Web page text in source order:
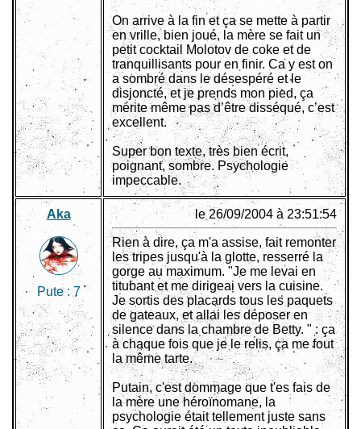
On arrive à la fin et ça se mette à partir
en vrille, bien joué, la mère se fait un
petit cocktail Molotov de coke et de
tranquillisants pour en finir. Ca y est on
a sombré dans le désespéré et le
disjoncté, et je prends mon pied, ça
mérite même pas d’être disséqué, c’est
excellent.
Super bon texte, très bien écrit,
poignant, sombre. Psychologie
impeccable.
Aka
Pute :7
le 26/09/2004 à 23:51:54
Rien à dire, ça m'a assise, fait remonter
les tripes jusqu'à la glotte, resserré la
gorge au maximum. "Je me levai en
titubant et me dirigeai vers la cuisine.
Je sortis des placards tous les paquets
de gateaux, et allai les déposer en
silence dans la chambre de Betty. " : ça
à chaque fois que je le relis, ça me fout
la même tarte.
Putain, c'est dommage que t'es fais de
la mère une héroïnomane, la
psychologie était tellement juste sans